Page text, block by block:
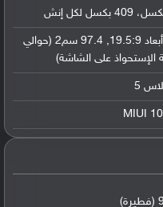
6.3 إنش, نسبة أبعاد 19.5:9, 97.4 سم2 (حوالي
5